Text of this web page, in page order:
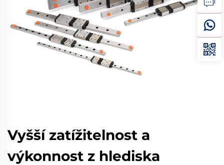
Vyšší zatížitelnost a
výkonnost z hlediska